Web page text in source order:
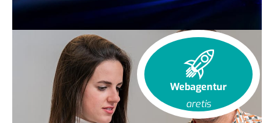
Webagentur
aretis